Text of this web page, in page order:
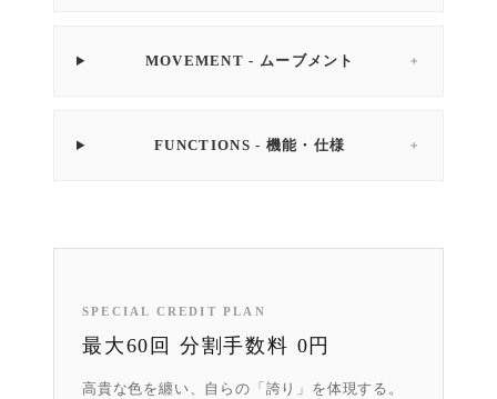
MOVEMENT - ムーブメント ＋
FUNCTIONS - 機能・仕様 ＋
SPECIAL CREDIT PLAN
最大60回 分割手数料 0円
高貴な色を纏い、自らの「誇り」を体現する。